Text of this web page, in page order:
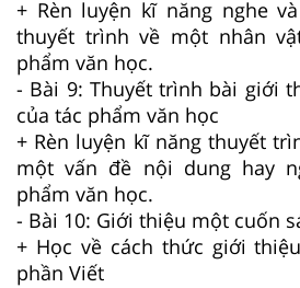
+ Rèn luyện kĩ năng nghe
thuyết trình về một nhân
phẩm văn học.
- Bài 9: Thuyết trình bài giới
của tác phẩm văn học
+ Rèn luyện kĩ năng thuyết
một vấn đề nội dung hay
phẩm văn học.
- Bài 10: Giới thiệu một cuốn
+ Học về cách thức giới
phần Viết